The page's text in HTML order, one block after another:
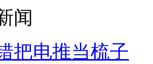
闻
把电推当梳子